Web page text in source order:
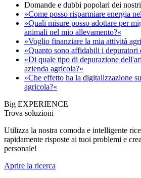
Domande e dubbi popolari dei
»Come posso risparmiare energia
»Quali misure posso adottare per
animali nel mio allevamento?«
»Voglio finanziare la mia attività
»Quanto sono affidabili i depuratori
»Di quale tipo di depurazione
azienda agricola?«
»Che effetto ha la digitalizzazione
agricola?«
Big EXPERIENCE
Trova soluzioni
Utilizza la nostra comoda e intelligente
rapidamente risposte ai tuoi problemi e
personale!
Aprire la ricerca